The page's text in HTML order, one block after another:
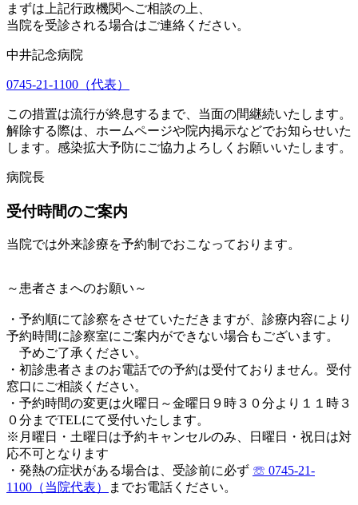
まずは上記行政機関へご相談の上、
当院を受診される場合はご連絡ください。
中井記念病院
0745-21-1100 （代表）
この措置は流行が終息するまで、当面の間継続いたします。
解除する際は、ホームページや院内掲示などでお知らせいた
します。感染拡大予防にご協力よろしくお願いいたします。
病院長
受付時間のご案内
当院では外来診療を予約制でおこなっております。
～患者さまへのお願い～
・予約順にて診察をさせていただきますが、診療内容により
予約時間に診察室にご案内ができない場合もございます。
予めご了承ください。
・初診患者さまのお電話での予約は受付ておりません。受付
窓口にご相談ください。
・予約時間の変更は火曜日～金曜日９時３０分より１１時３
０分までTELにて受付いたします。
※月曜日・土曜日は予約キャンセルのみ、日曜日・祝日は対
応不可となります
・発熱の症状がある場合は、受診前に必ず ☏ 0745-21-
1100（当院代表）
までお電話ください。